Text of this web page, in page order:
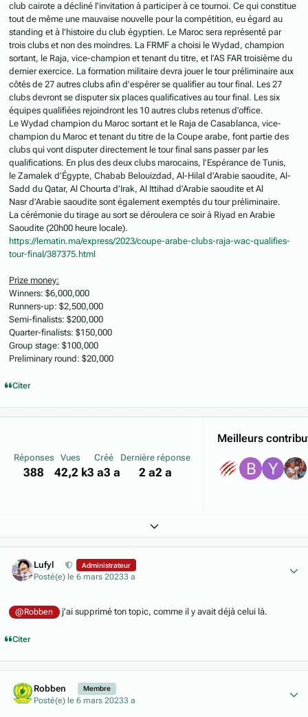
club cairote a décliné l'invitation à participer à ce tournoi. Ce qui constitue
tout de même une mauvaise nouvelle pour la compétition, eu égard au
standing et à l’histoire du club égyptien. Le Maroc sera représenté par
trois clubs et non des moindres. La FRMF a choisi le Wydad, champion
sortant, le Raja, vice-champion et tenant du titre, et l’AS FAR troisième du
dernier exercice. La formation militaire devra jouer le tour préliminaire aux
côtés de 27 autres clubs afin d’espérer se qualifier au tour final. Les 27
clubs devront se disputer six places qualificatives au tour final. Les six
équipes qualifiées rejoindront les 10 autres clubs retenus d’office.
Le Wydad champion du Maroc sortant et le Raja de Casablanca, vice-
champion du Maroc et tenant du titre de la Coupe arabe, font partie des
clubs qui vont disputer directement le tour final sans passer par les
qualifications. En plus des deux clubs marocains, l’Espérance de Tunis,
le Zamalek d’Égypte, Chabab Belouizdad, Al-Hilal d’Arabie saoudite, Al-
Sadd du Qatar, Al Chourta d’Irak, Al Ittihad d’Arabie saoudite et Al
Nasr d’Arabie saoudite sont également exemptés du tour préliminaire.
La cérémonie du tirage au sort se déroulera ce soir à Riyad en Arabie
Saoudite (20h00 heure locale).
https://lematin.ma/express/2023/coupe-arabe-clubs-raja-wac-qualifies-
tour-final/387375.html
Prize money:
Winners: $6,000,000
Runners-up: $2,500,000
Semi-finalists: $200,000
Quarter-finalists: $150,000
Group stage: $100,000
Preliminary round: $20,000
Citer
Réponses
388
Vues
42,2 k
Créé
3 a3 a
Dernière réponse
2 a2 a
Meilleurs
Expand topic overview
Lufyl Administrateur
Posté(e) le 6 mars 20233 a
@Robben j'ai supprimé ton topic, comme il y avait déjà celui là.
Citer
Robben Membre
Posté(e) le 6 mars 20233 a